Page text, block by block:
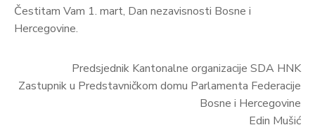
Čestitam Vam 1. mart, Dan nezavisnosti Bosne i
Hercegovine.
Predsjednik Kantonalne organizacije SDA HNK
Zastupnik u Predstavničkom domu Parlamenta Federacije
Bosne i Hercegovine
Edin Mušić